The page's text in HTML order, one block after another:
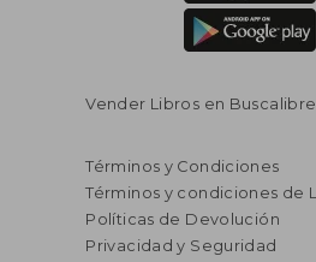
Vender Libros en Buscalibre
Términos y Condiciones
Términos y condiciones de
Políticas de Devolución
Privacidad y Seguridad